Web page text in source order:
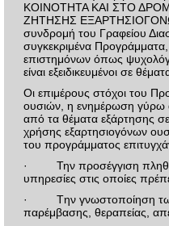
ΚΟΙΝΟΤΗΤΑ ΚΑΙ ΣΤΟ
ΖΗΤΗΣΗΣ
συνδρομή του Γραφείου
συγκεκριμένα Προγράμματα,
επιστημόνων όπως
είναι εξειδικευμένοι σε
Οι επιμέρους στόχοι του
ουσιών, η ενημέρωση γύρω
από τα θέματα εξάρτησης
χρήσης εξαρτησιογόνων
του προγράμματος
· Την προσέγγιση
υπηρεσίες στις οποίες
· Tην γνωστοποίηση των
παρέμβασης, θεραπείας,